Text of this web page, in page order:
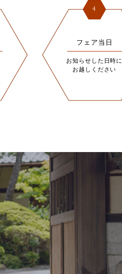
4
フェア当日
お知らせした日時に
お越しください